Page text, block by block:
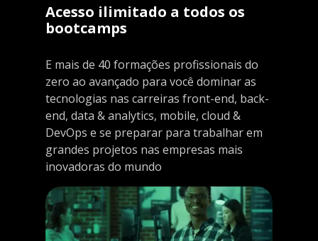
Acesso ilimitado a todos os
bootcamps
E mais de 40 formações profissionais do
zero ao avançado para você dominar as
tecnologias nas carreiras front-end, back-
end, data & analytics, mobile, cloud &
DevOps e se preparar para trabalhar em
grandes projetos nas empresas mais
inovadoras do mundo